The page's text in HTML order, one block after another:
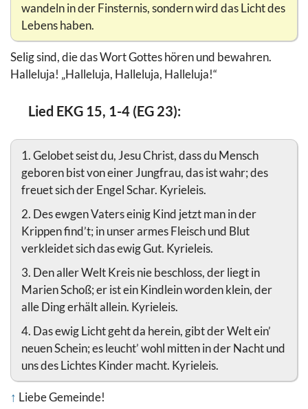
wandeln in der Finsternis, sondern wird das Licht des
Lebens haben.
Selig sind, die das Wort Gottes hören und bewahren.
Halleluja! „Halleluja, Halleluja, Halleluja!“
Lied EKG 15, 1-4 (EG 23):
1. Gelobet seist du, Jesu Christ, dass du Mensch
geboren bist von einer Jungfrau, das ist wahr; des
freuet sich der Engel Schar. Kyrieleis.
2. Des ewgen Vaters einig Kind jetzt man in der
Krippen find’t; in unser armes Fleisch und Blut
verkleidet sich das ewig Gut. Kyrieleis.
3. Den aller Welt Kreis nie beschloss, der liegt in
Marien Schoß; er ist ein Kindlein worden klein, der
alle Ding erhält allein. Kyrieleis.
4. Das ewig Licht geht da herein, gibt der Welt ein’
neuen Schein; es leucht’ wohl mitten in der Nacht und
uns des Lichtes Kinder macht. Kyrieleis.
↑ Liebe Gemeinde!